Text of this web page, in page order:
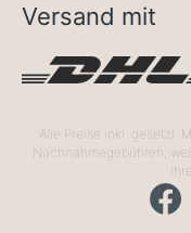
Versand mit
Alle Preise inkl. gesetzl.
Nachnahmegebühren,